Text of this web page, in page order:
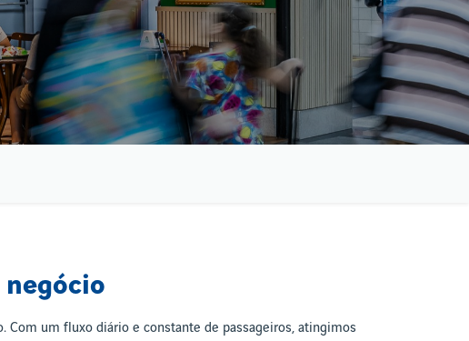
negócio
Com um fluxo diário e constante de passageiros, atingimos